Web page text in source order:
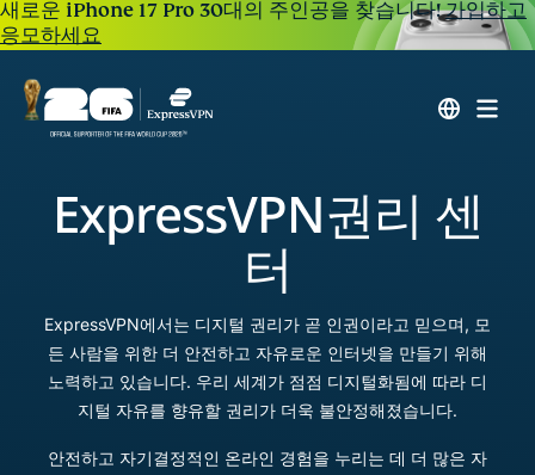
새로운 iPhone 17 Pro 30대의 주인공을 찾습니다!가입하고
응모하세요
ExpressVPN권리 센
터
ExpressVPN에서는 디지털 권리가 곧 인권이라고 믿으며, 모
든 사람을 위한 더 안전하고 자유로운 인터넷을 만들기 위해
노력하고 있습니다. 우리 세계가 점점 디지털화됨에 따라 디
지털 자유를 향유할 권리가 더욱 불안정해졌습니다.
안전하고 자기결정적인 온라인 경험을 누리는 데 더 많은 자